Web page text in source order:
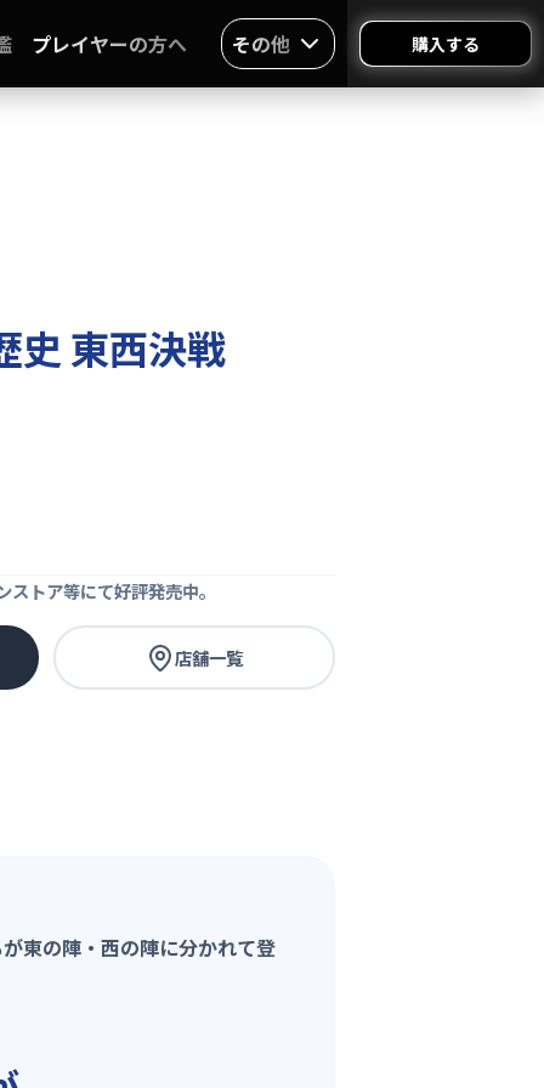
プレイヤーの方へ その他 購入する
史 東西決戦
トア等にて好評発売中。
店舗一覧
東の陣・西の陣に分かれて登